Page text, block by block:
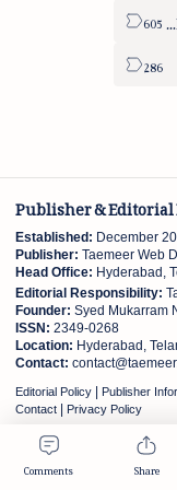
book-review
Publisher &
Established: December
Publisher: Taemeer Web
Head Office: Hyderabad,
Editorial Responsibility:
Founder: Syed Mukarram
ISSN: 2349-0268
Location: Hyderabad,
Contact:
Editorial Policy Publisher
Contact Privacy Policy